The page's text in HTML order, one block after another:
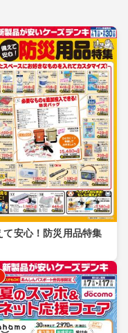
て安心！防災用品特集